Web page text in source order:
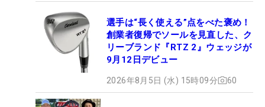
選手は“長く使える”点をべた褒め！
創業者復帰でソールを見直した、ク
リーブランド『RTZ 2』ウェッジが
9月12日デビュー
2026年8月5日 (水) 15時09分 60